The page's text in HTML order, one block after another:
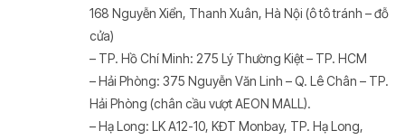
168 Nguyễn Xiển, Thanh Xuân, Hà Nội (ô tô tránh – đỗ
cửa)
– TP. Hồ Chí Minh: 275 Lý Thường Kiệt – TP. HCM
– Hải Phòng: 375 Nguyễn Văn Linh – Q. Lê Chân – TP.
Hải Phòng (chân cầu vượt AEON MALL).
– Hạ Long: LK A12-10, KĐT Monbay, TP. Hạ Long,